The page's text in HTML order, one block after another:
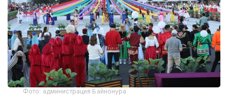
Фото: администрация Байнонура